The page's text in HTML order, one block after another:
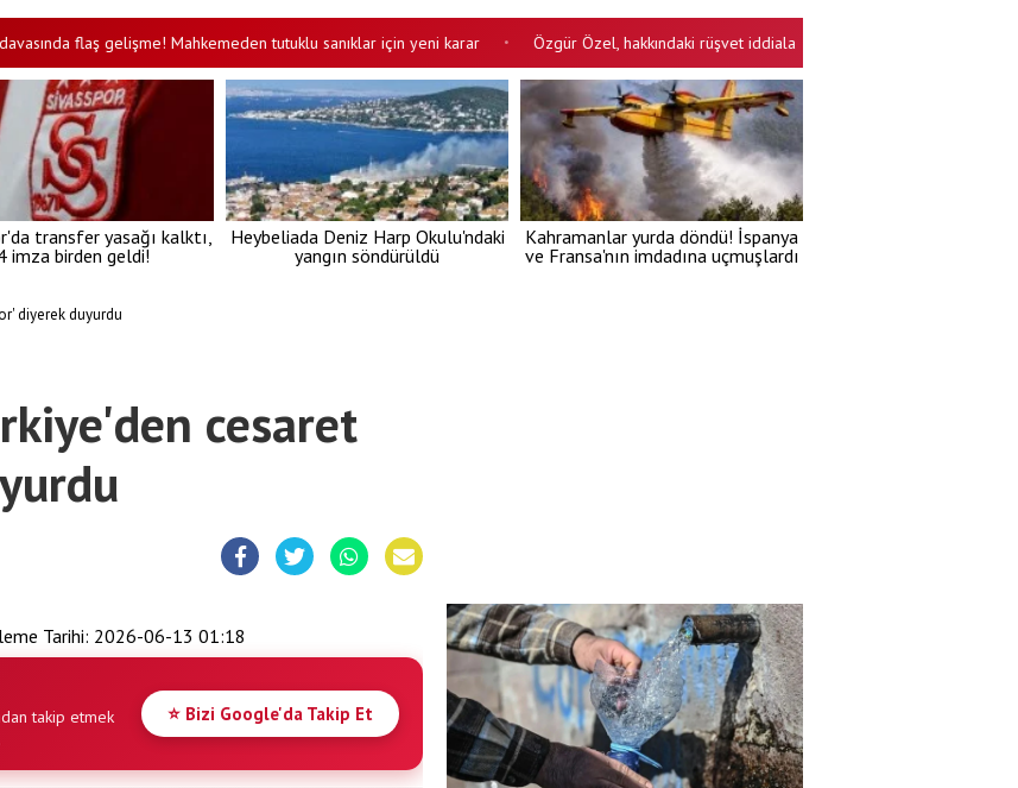
flaş gelişme! Mahkemeden tutuklu sanıklar için yeni karar • Özgür Özel, hakkındaki rüşvet iddialarına cevap verdi: Lanet olsun..! Para
transfer yasağı kalktı,
imza birden geldi!
Heybeliada Deniz Harp Okulu'ndaki
yangın söndürüldü
Kahramanlar yurda döndü! İspanya
ve Fransa'nın imdadına uçmuşlardı
diyerek duyurdu
cesaret
Tarihi: 2026-06-13 01:18
takip etmek
⭐ Bizi Google'da Takip Et